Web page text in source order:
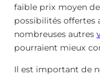
faible prix moyen
possibilités offertes
nombreuses autres
pourraient mieux
Il est important de